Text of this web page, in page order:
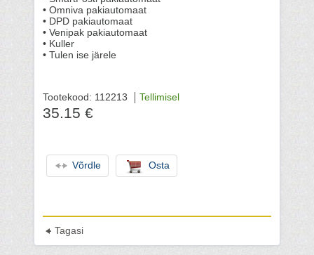
• Omniva pakiautomaat
• DPD pakiautomaat
• Venipak pakiautomaat
• Kuller
• Tulen ise järele
Tootekood: 112213 Tellimisel
35.15 €
Võrdle Osta
Tagasi